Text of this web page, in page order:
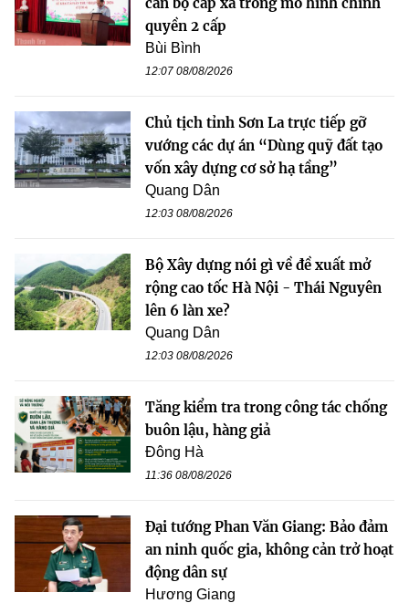
quyền 2 cấp
Bùi Bình
12:07 08/08/2026
Chủ tịch tỉnh Sơn La trực tiếp gỡ
vướng các dự án “Dùng quỹ đất tạo
vốn xây dựng cơ sở hạ tầng”
Quang Dân
12:03 08/08/2026
Bộ Xây dựng nói gì về đề xuất mở
rộng cao tốc Hà Nội - Thái Nguyên
lên 6 làn xe?
Quang Dân
12:03 08/08/2026
Tăng kiểm tra trong công tác chống
buôn lậu, hàng giả
Đông Hà
11:36 08/08/2026
Đại tướng Phan Văn Giang: Bảo đảm
an ninh quốc gia, không cản trở hoạt
động dân sự
Hương Giang